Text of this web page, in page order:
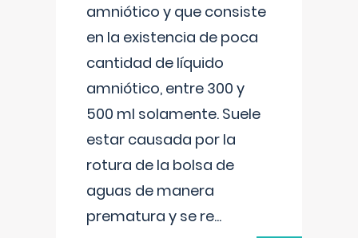
amniótico y que consiste
en la existencia de poca
cantidad de líquido
amniótico, entre 300 y
500 ml solamente. Suele
estar causada por la
rotura de la bolsa de
aguas de manera
prematura y se re...